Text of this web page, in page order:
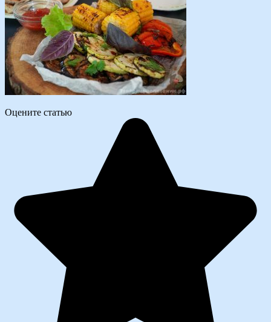
Оцените статью